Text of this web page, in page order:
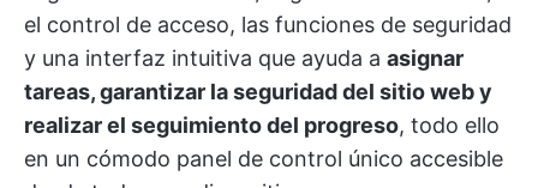
el control de acceso, las funciones de seguridad
y una interfaz intuitiva que ayuda a asignar
tareas, garantizar la seguridad del sitio web y
realizar el seguimiento del progreso, todo ello
en un cómodo panel de control único accesible